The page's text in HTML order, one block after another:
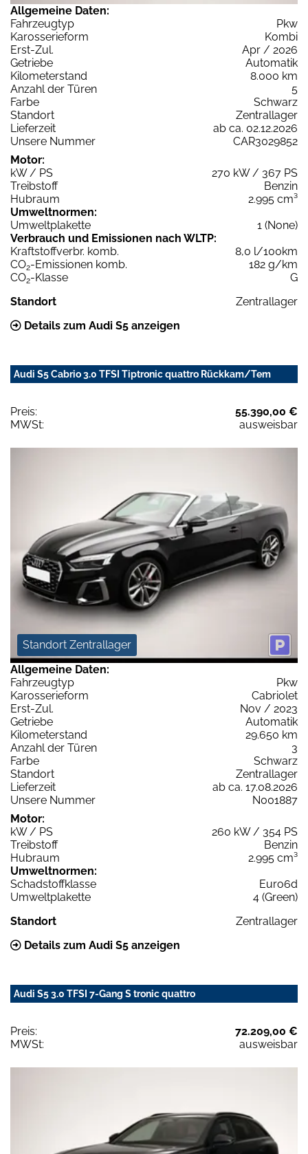
Allgemeine Daten:
Fahrzeugtyp
Pkw
Karosserieform
Kombi
Erst-Zul.
Apr / 2026
Getriebe
Automatik
Kilometerstand
8.000 km
Anzahl der Türen
5
Farbe
Schwarz
Standort
Zentrallager
Lieferzeit
ab ca. 02.12.2026
Unsere Nummer
CAR3029852
Motor:
kW / PS
270 kW / 367 PS
Treibstoff
Benzin
Hubraum
2.995 cm³
Umweltnormen:
Umweltplakette
1 (None)
Verbrauch und Emissionen nach WLTP:
Kraftstoffverbr. komb.
8,0 l/100km
CO2-Emissionen komb.
182 g/km
CO2-Klasse
G
Standort
Zentrallager
Details zum Audi S5 anzeigen
Audi S5 Cabrio 3.0 TFSI Tiptronic quattro Rückkam/Tem
Preis:
55.390,00 €
MWSt:
ausweisbar
Standort Zentrallager
Allgemeine Daten:
Fahrzeugtyp
Pkw
Karosserieform
Cabriolet
Erst-Zul.
Nov / 2023
Getriebe
Automatik
Kilometerstand
29.650 km
Anzahl der Türen
3
Farbe
Schwarz
Standort
Zentrallager
Lieferzeit
ab ca. 17.08.2026
Unsere Nummer
N001887
Motor:
kW / PS
260 kW / 354 PS
Treibstoff
Benzin
Hubraum
2.995 cm³
Umweltnormen:
Schadstoffklasse
Euro6d
Umweltplakette
4 (Green)
Standort
Zentrallager
Details zum Audi S5 anzeigen
Audi S5 3.0 TFSI 7-Gang S tronic quattro
Preis:
72.209,00 €
MWSt:
ausweisbar